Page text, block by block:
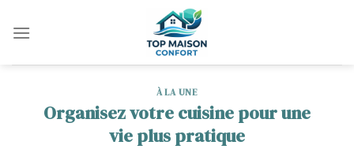
À LA UNE
Organisez votre cuisine pour une
vie plus pratique